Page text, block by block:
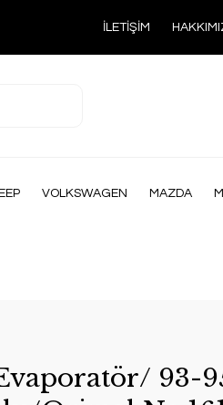
İLETİŞİM
VOLKSWAGEN MAZDA
93-